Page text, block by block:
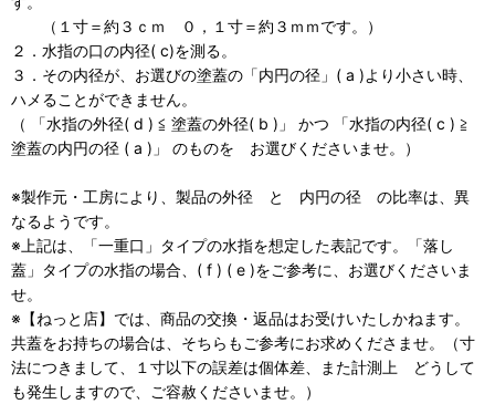
（１寸＝約３ｃｍ ０，１寸＝約３ｍｍです。）
２．水指の口の内径( c)を測る。
３．その内径が、お選びの塗蓋の「内円の径」( a )より小さい時、
ハメることができません。
（ 「水指の外径( d ) ≦ 塗蓋の外径( b )」 かつ 「水指の内径( c ) ≧
塗蓋の内円の径 ( a )」 のものを お選びくださいませ。）
※製作元・工房により、製品の外径 と 内円の径 の比率は、異
なるようです。
※上記は、「一重口」タイプの水指を想定した表記です。「落し
蓋」タイプの水指の場合、( f ) ( e )をご参考に、お選びくださいま
せ。
※【ねっと店】では、商品の交換・返品はお受けいたしかねます。
共蓋をお持ちの場合は、そちらもご参考にお求めくださませ。（寸
法につきまして、１寸以下の誤差は個体差、また計測上 どうして
も発生しますので、ご容赦くださいませ。）